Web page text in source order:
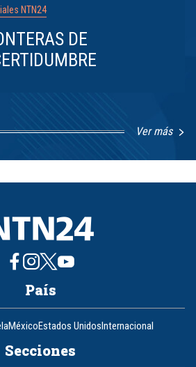
NTN24
DE
Ver más
País
MéxicoEstados UnidosInternacional
Secciones